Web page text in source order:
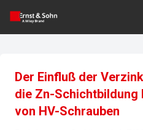
Der Einfluß der
die Zn-Schichtbildung
von HV-Schrauben